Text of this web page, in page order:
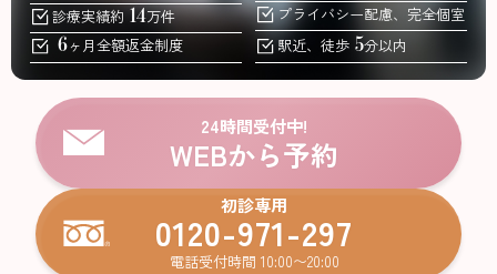
診療実績約 14万件 プライバシー配慮、 完全個室
6ヶ月全額返金制度 駅近、徒歩 5分以内
24時間受付中!
WEBから予約
初診専用
0120-971-297
電話受付時間 10:00〜20:00